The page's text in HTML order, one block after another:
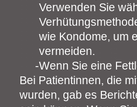
Verwenden Sie
wie Kondome, um
vermeiden.
Wenn Sie eine
Bei Patientinnen, die
wurden, gab es